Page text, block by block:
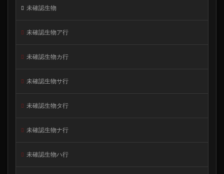
未確認生物
未確認生物ア行
未確認生物カ行
未確認生物サ行
未確認生物タ行
未確認生物ナ行
未確認生物ハ行